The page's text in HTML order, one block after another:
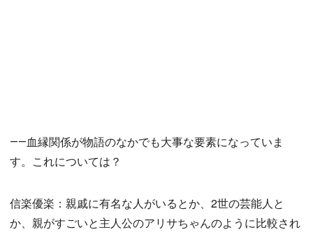
――血縁関係が物語のなかでも大事な要素になっていま
す。これについては？
信楽優楽：親戚に有名な人がいるとか、2世の芸能人と
か、親がすごいと主人公のアリサちゃんのように比較され